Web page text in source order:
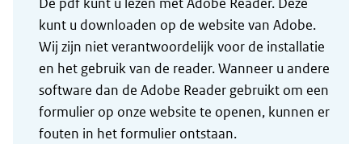
kunt u downloaden op de website van Adobe.
Wij zijn niet verantwoordelijk voor de installatie
en het gebruik van de reader. Wanneer u andere
software dan de Adobe Reader gebruikt om een
formulier op onze website te openen, kunnen er
fouten in het formulier ontstaan.